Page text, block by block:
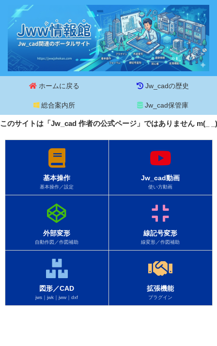
ホームに戻る Jw_cadの歴史
総合案内所 Jw_cad保管庫
このサイトは「Jw_cad 作者の公式ページ」ではありません
基本操作
基本操作／設定
Jw_cad動画
使い方動画
外部変形
自動作図／作図補助
線記号変形
線変形／作図補助
図形／CAD
jws｜jwk｜jww｜dxf
拡張機能
プラグイン